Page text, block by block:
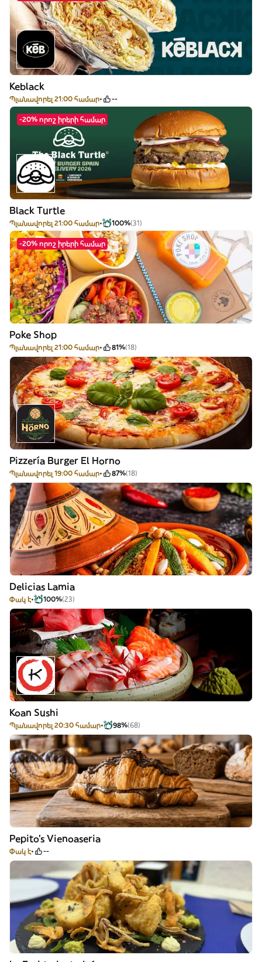
Keblack
Պլանավորել 21:00 համար --
-20% որոշ իրերի համար
Black Turtle
Պլանավորել 21:00 համար 100%(31)
-20% որոշ իրերի համար
Poke Shop
Պլանավորել 21:00 համար 81%(18)
Pizzería Burger El Horno
Պլանավորել 19:00 համար 87%(18)
Delicias Lamia
Փակ է 100%(23)
Koan Sushi
Պլանավորել 20:30 համար 98%(68)
Pepito's Vienoaseria
Փակ է --